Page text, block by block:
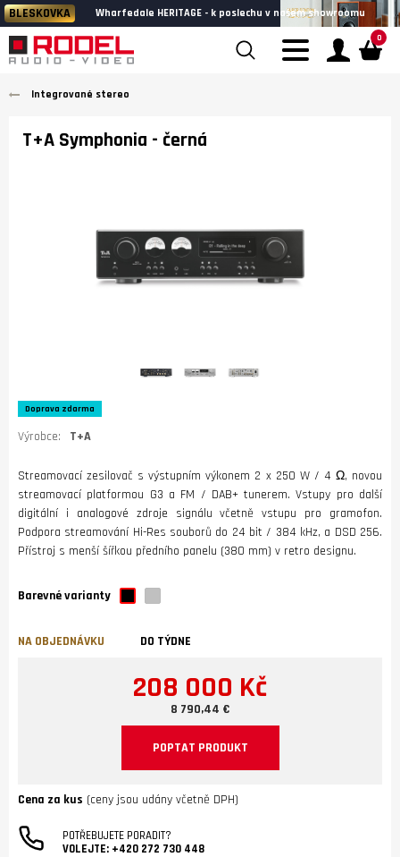
BLESKOVKA Wharfedale HERITAGE - k poslechu v našem showroomu
0
Integrované stereo
T+A Symphonia - černá
Doprava zdarma
Výrobce: T+A
Streamovací zesilovač s výstupním výkonem 2 x 250 W / 4 Ω, novou
streamovací platformou G3 a FM / DAB+ tunerem. Vstupy pro další
digitální i analogové zdroje signálu včetně vstupu pro gramofon.
Podpora streamování Hi-Res souborů do 24 bit / 384 kHz, a DSD 256.
Přístroj s menší šířkou předního panelu (380 mm) v retro designu.
Barevné varianty
NA OBJEDNÁVKU DO TÝDNE
208 000 Kč
8 790,44 €
POPTAT PRODUKT
Cena za kus (ceny jsou udány včetně DPH)
POTŘEBUJETE PORADIT?
VOLEJTE: +420 272 730 448